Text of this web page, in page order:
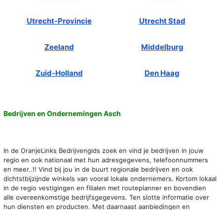
Utrecht-Provincie Utrecht Stad
Zeeland Middelburg
Zuid-Holland Den Haag
Bedrijven en Ondernemingen Asch
In de OranjeLinks Bedrijvengids zoek en vind je bedrijven in jouw
regio en ook nationaal met hun adresgegevens, telefoonnummers
en meer..!! Vind bij jou in de buurt regionale bedrijven en ook
dichtstbijzijnde winkels van vooral lokale ondernemers. Kortom lokaal
in de regio vestigingen en filialen met routeplanner en bovendien
alle overeenkomstige bedrijfsgegevens. Ten slotte informatie over
hun diensten en producten. Met daarnaast aanbiedingen en